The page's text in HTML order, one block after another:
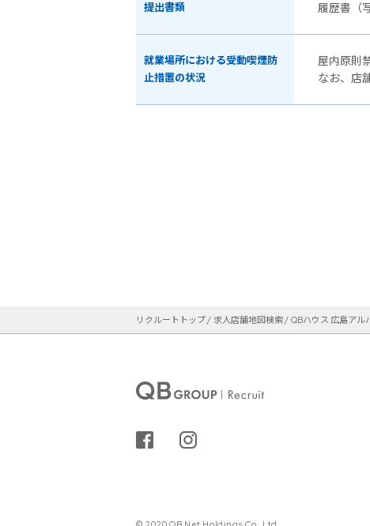
提出書類 履歴書（
就業場所における受動喫煙防
止措置の状況
屋内原則
なお、店
リクルートトップ 求人店舗地図検索 QBハウス 広島アル
シェアする